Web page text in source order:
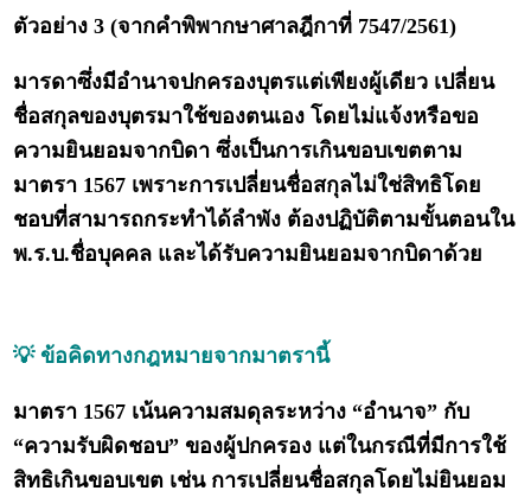
ตัวอย่าง 3 (จากคำพิพากษาศาลฎีกาที่ 7547/2561)
มารดาซึ่งมีอำนาจปกครองบุตรแต่เพียงผู้เดียว เปลี่ยน
ชื่อสกุลของบุตรมาใช้ของตนเอง โดยไม่แจ้งหรือขอ
ความยินยอมจากบิดา ซึ่งเป็นการเกินขอบเขตตาม
มาตรา 1567 เพราะการเปลี่ยนชื่อสกุลไม่ใช่สิทธิโดย
ชอบที่สามารถกระทำได้ลำพัง ต้องปฏิบัติตามขั้นตอนใน
พ.ร.บ.ชื่อบุคคล และได้รับความยินยอมจากบิดาด้วย
💡 ข้อคิดทางกฎหมายจากมาตรานี้
มาตรา 1567 เน้นความสมดุลระหว่าง “อำนาจ” กับ
“ความรับผิดชอบ” ของผู้ปกครอง แต่ในกรณีที่มีการใช้
สิทธิเกินขอบเขต เช่น การเปลี่ยนชื่อสกุลโดยไม่ยินยอม